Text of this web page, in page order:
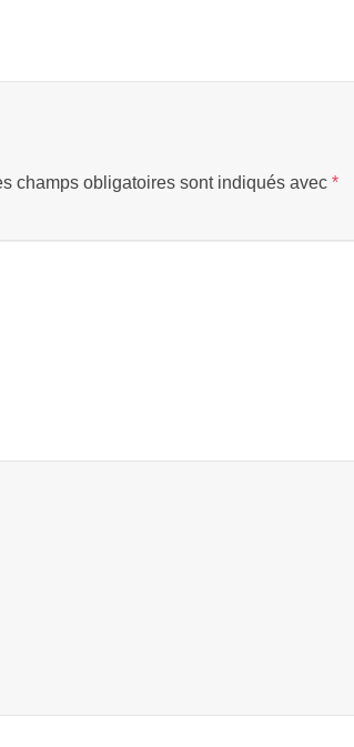
champs obligatoires sont indiqués avec *